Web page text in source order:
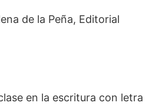
de la Peña, Editorial
en la escritura con letra